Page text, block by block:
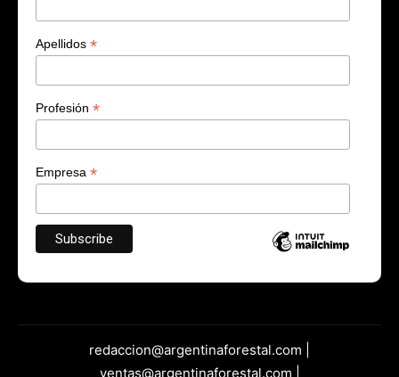
Apellidos *
Profesión *
Empresa *
redaccion@argentinaforestal.com |
ventas@argentinaforestal.com |